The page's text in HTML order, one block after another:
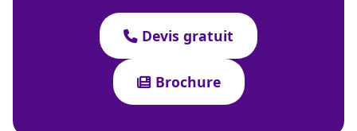
Devis gratuit
Brochure